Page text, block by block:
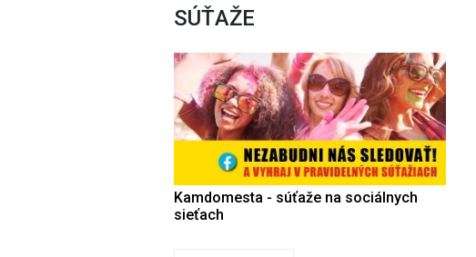
SÚŤAŽE
Kamdomesta - súťaže na sociálnych
sieťach